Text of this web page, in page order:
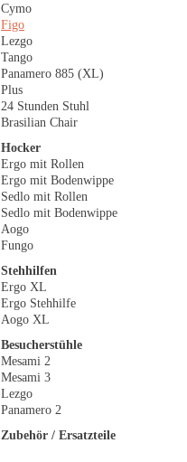
Cymo
Figo
Lezgo
Tango
Panamero 885 (XL)
Plus
24 Stunden Stuhl
Brasilian Chair
Hocker
Ergo mit Rollen
Ergo mit Bodenwippe
Sedlo mit Rollen
Sedlo mit Bodenwippe
Aogo
Fungo
Stehhilfen
Ergo XL
Ergo Stehhilfe
Aogo XL
Besucherstühle
Mesami 2
Mesami 3
Lezgo
Panamero 2
Zubehör / Ersatzteile